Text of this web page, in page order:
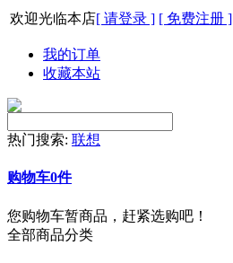
欢迎光临本店[ 请登录 ] [ 免费注册 ]
我的订单
收藏本站
热门搜索: 联想
购物车0件
您购物车暂商品，赶紧选购吧！
全部商品分类